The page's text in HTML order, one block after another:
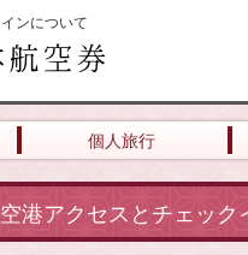
ンについて
港アクセスとチェック
個人旅行